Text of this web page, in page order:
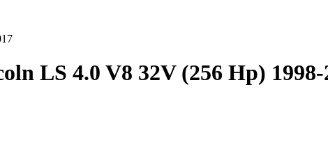
LS 4.0 V8 32V (256 Hp) 1998-